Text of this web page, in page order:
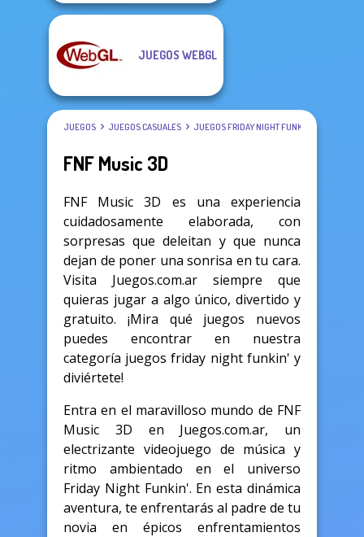
JUEGOS WEBGL
JUEGOS JUEGOS CASUALES JUEGOS FRIDAY NIGHT FUNKIN'
FNF Music 3D
FNF Music 3D es una experiencia
cuidadosamente elaborada, con
sorpresas que deleitan y que nunca
dejan de poner una sonrisa en tu cara.
Visita Juegos.com.ar siempre que
quieras jugar a algo único, divertido y
gratuito. ¡Mira qué juegos nuevos
puedes encontrar en nuestra
categoría juegos friday night funkin' y
diviértete!
Entra en el maravilloso mundo de FNF
Music 3D en Juegos.com.ar, un
electrizante videojuego de música y
ritmo ambientado en el universo
Friday Night Funkin'. En esta dinámica
aventura, te enfrentarás al padre de tu
novia en épicos enfrentamientos